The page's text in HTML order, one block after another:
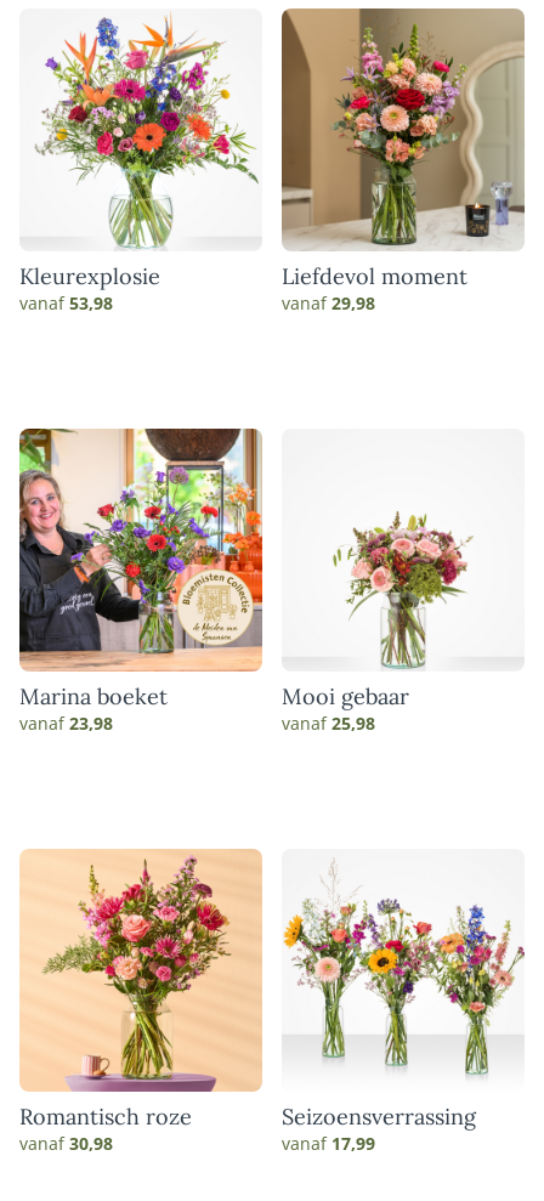
Kleurexplosie
vanaf53,98
Liefdevol moment
vanaf29,98
Marina boeket
vanaf23,98
Mooi gebaar
vanaf25,98
Romantisch roze
vanaf30,98
Seizoensverrassing
vanaf 17,99